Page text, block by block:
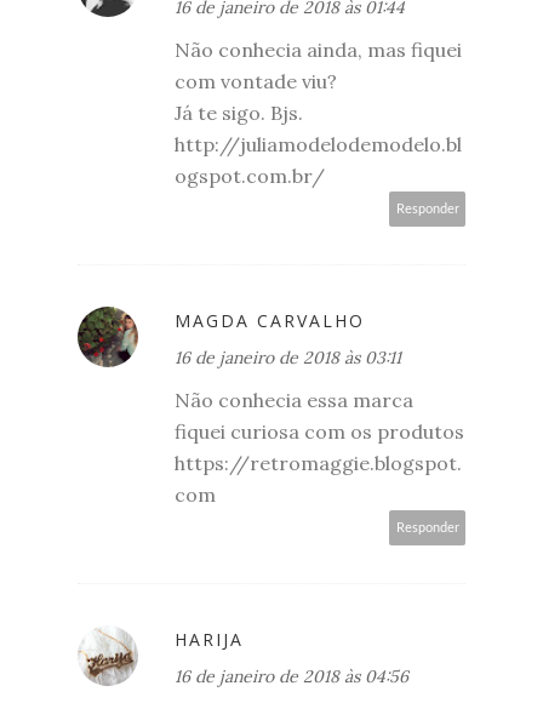
16 de janeiro de 2018 às 01:44
Não conhecia ainda, mas fiquei
com vontade viu?
Já te sigo. Bjs.
http://juliamodelodemodelo.bl
ogspot.com.br/
Responder
MAGDA CARVALHO
16 de janeiro de 2018 às 03:11
Não conhecia essa marca
fiquei curiosa com os produtos
https://retromaggie.blogspot.
com
Responder
HARIJA
16 de janeiro de 2018 às 04:56